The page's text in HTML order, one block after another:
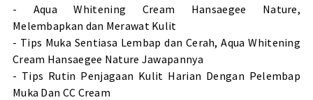
- Aqua Whitening Cream Hansaegee Nature,
Melembapkan dan Merawat Kulit
- Tips Muka Sentiasa Lembap dan Cerah, Aqua Whitening
Cream Hansaegee Nature Jawapannya
- Tips Rutin Penjagaan Kulit Harian Dengan Pelembap
Muka Dan CC Cream